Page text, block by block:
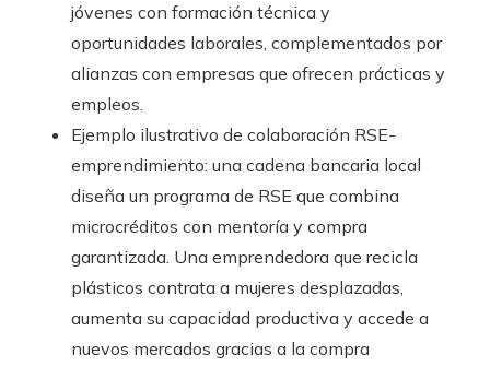
jóvenes con formación técnica y
oportunidades laborales, complementados por
alianzas con empresas que ofrecen prácticas y
empleos.
Ejemplo ilustrativo de colaboración RSE-
emprendimiento: una cadena bancaria local
diseña un programa de RSE que combina
microcréditos con mentoría y compra
garantizada. Una emprendedora que recicla
plásticos contrata a mujeres desplazadas,
aumenta su capacidad productiva y accede a
nuevos mercados gracias a la compra